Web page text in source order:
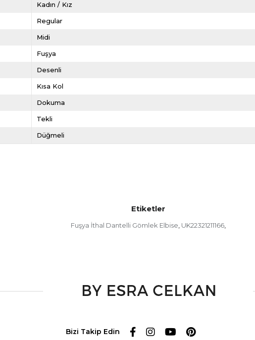
Kadın / Kız
Regular
Midi
Fuşya
Desenli
Kısa Kol
Dokuma
Tekli
Düğmeli
Etiketler
Fuşya İthal Dantelli Gömlek Elbise, UK22321211166,
Bizi Takip Edin